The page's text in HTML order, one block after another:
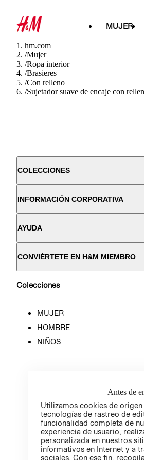
MUJER
hm.com
/Mujer
/Ropa interior
/Brasieres
/Con relleno
/Sujetador suave de encaje con
COLECCIONES
INFORMACIÓN CORPORATIVA
AYUDA
CONVIÉRTETE EN H&M MIEMBRO
Colecciones
MUJER
HOMBRE
NIÑOS
Antes de
Utilizamos cookies de
tecnologías de rastreo de
funcionalidad completa de
experiencia de usuario,
personalizada en nuestros
informativos en Internet y a
sociales. Con ese fin,